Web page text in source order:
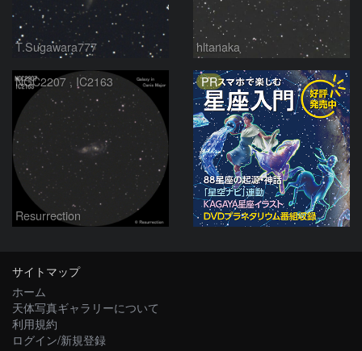
T.Sugawara777 hltanaka
NGC2207 , IC2163
Resurrection
PR
サイトマップ
ホーム
天体写真ギャラリーについて
利用規約
ログイン/新規登録